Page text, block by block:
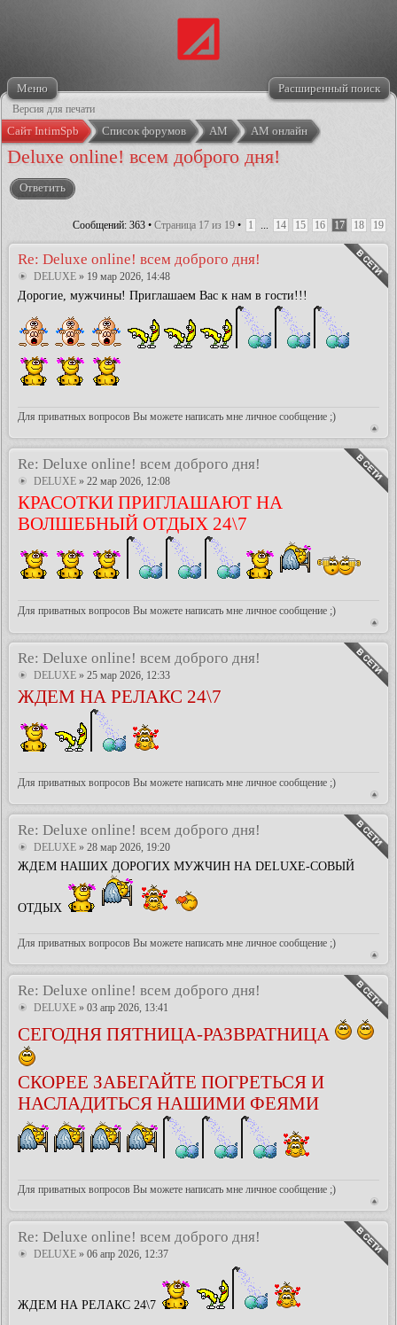
Меню Расширенный поиск
Версия для печати
Сайт IntimSpb Список форумов АМ АМ онлайн
Deluxe online! всем доброго дня!
Ответить
Сообщений: 363 • Страница 17 из 19 • 1 ... 14 15 16 17 18 19
Re: Deluxe online! всем доброго дня!
DELUXE » 19 мар 2026, 14:48
Дорогие, мужчины! Приглашаем Вас к нам в гости!!!
Для приватных вопросов Вы можете написать мне личное сообщение ;)
Re: Deluxe online! всем доброго дня!
DELUXE » 22 мар 2026, 12:08
КРАСОТКИ ПРИГЛАШАЮТ НА
ВОЛШЕБНЫЙ ОТДЫХ 24\7
Для приватных вопросов Вы можете написать мне личное сообщение ;)
Re: Deluxe online! всем доброго дня!
DELUXE » 25 мар 2026, 12:33
ЖДЕМ НА РЕЛАКС 24\7
Для приватных вопросов Вы можете написать мне личное сообщение ;)
Re: Deluxe online! всем доброго дня!
DELUXE » 28 мар 2026, 19:20
ЖДЕМ НАШИХ ДОРОГИХ МУЖЧИН НА DELUXE-СОВЫЙ
ОТДЫХ
Для приватных вопросов Вы можете написать мне личное сообщение ;)
Re: Deluxe online! всем доброго дня!
DELUXE » 03 апр 2026, 13:41
СЕГОДНЯ ПЯТНИЦА-РАЗВРАТНИЦА
СКОРЕЕ ЗАБЕГАЙТЕ ПОГРЕТЬСЯ И
НАСЛАДИТЬСЯ НАШИМИ ФЕЯМИ
Для приватных вопросов Вы можете написать мне личное сообщение ;)
Re: Deluxe online! всем доброго дня!
DELUXE » 06 апр 2026, 12:37
ЖДЕМ НА РЕЛАКС 24\7